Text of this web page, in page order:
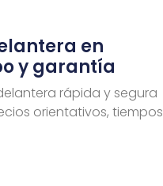
en
y garantía
rápida y segura
orientativos, tiempos